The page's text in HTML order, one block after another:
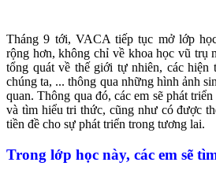
Tháng 9 tới, VACA tiếp tục mở lớp
rộng hơn, không chỉ về khoa học vũ trụ
tổng quát về thế giới tự nhiên, các hiện
chúng ta, ... thông qua những hình ảnh
quan. Thông qua đó, các em sẽ phát
và tìm hiểu tri thức, cũng như có được
tiền đề cho sự phát triển trong tương lai.
Trong lớp học này, các em sẽ